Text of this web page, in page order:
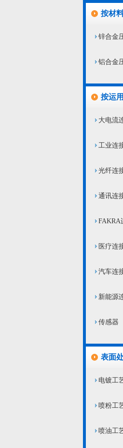
按材
锌合金
铝合金
按运
大电流
工业连
光纤连
通讯连
FAKRA
医疗连
汽车连
新能源
传感器
表面
电镀工
喷粉工
喷油工